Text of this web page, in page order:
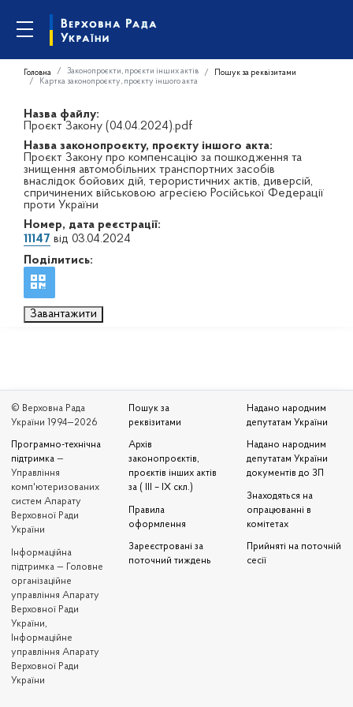
Головна Законопроєкти, проєкти інших актів
Пошук за реквізитами
Картка законопроєкту, проєкту іншого акта
Назва файлу:
Проєкт Закону (04.04.2024).pdf
Назва законопроєкту, проєкту іншого акта:
Проєкт Закону про компенсацію за пошкодження та
знищення автомобільних транспортних засобів
внаслідок бойових дій, терористичних актів, диверсій,
спричинених військовою агресією Російської Федерації
проти України
Номер, дата реєстрації:
11147 від 03.04.2024
Поділитись:
Завантажити
© Верховна Рада
України 1994—2026
Програмно-технічна
підтримка —
Управління
комп'ютеризованих
систем Апарату
Верховної Ради
України
Iнформаційна
підтримка — Головне
організаційне
управління Апарату
Верховної Ради
України,
Інформаційне
управління Апарату
Верховної Ради
України
Пошук за
реквізитами
Архів
законопроєктів,
проєктів інших актів
за ( III – IX скл.)
Правила
оформлення
Зареєстровані за
поточний тиждень
Надано народним
депутатам України
Надано народним
депутатам України
документів до ЗП
Знаходяться на
опрацюванні в
комітетах
Прийняті на поточній
сесії